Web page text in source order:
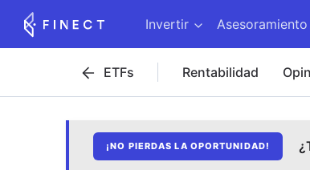
Invertir Asesoramiento
ETFs Rentabilidad
¡NO PIERDAS LA OPORTUNIDAD!